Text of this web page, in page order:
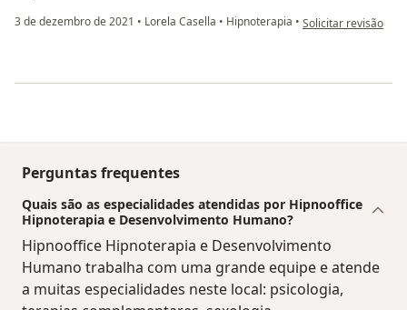
3 de dezembro de 2021 • Lorela Casella • Hipnoterapia • na opinião do
Solicitar revisão
Perguntas frequentes
Quais são as especialidades atendidas por Hipnooffice
Hipnoterapia e Desenvolvimento Humano?
Hipnooffice Hipnoterapia e Desenvolvimento
Humano trabalha com uma grande equipe e atende
a muitas especialidades neste local: psicologia,